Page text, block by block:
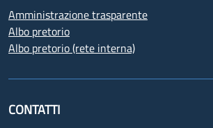
Amministrazione trasparente
Albo pretorio
Albo pretorio (rete interna)
CONTATTI